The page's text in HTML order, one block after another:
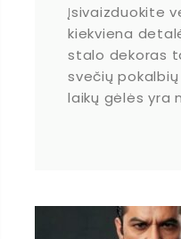
Įsivaizduokite
kiekviena
stalo dekoras
svečių
laikų gėlės yra